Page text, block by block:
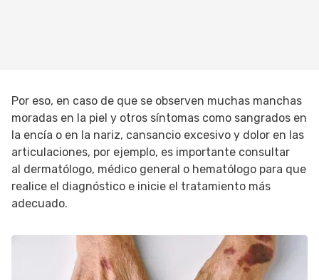
Por eso, en caso de que se observen muchas manchas
moradas en la piel y otros síntomas como sangrados en
la encía o en la nariz, cansancio excesivo y dolor en las
articulaciones, por ejemplo, es importante consultar
al dermatólogo, médico general o hematólogo para que
realice el diagnóstico e inicie el tratamiento más
adecuado.